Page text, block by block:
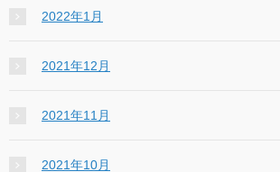
2022年1月
2021年12月
2021年11月
2021年10月